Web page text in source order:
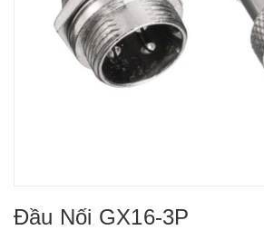
Đầu Nối GX16-3P